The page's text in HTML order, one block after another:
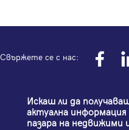
Свържете се с нас:
Искаш ли да
актуална информация
пазара на недвижими